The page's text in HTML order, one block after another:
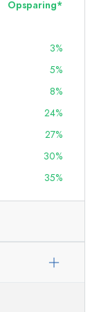
Opsparing*
3%
5%
8%
24%
27%
30%
35%